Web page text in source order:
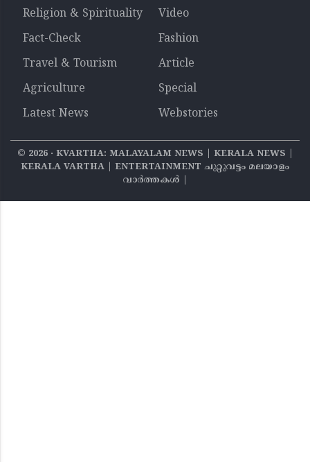
Religion & Spirituality
Video
Fact-Check
Fashion
Travel & Tourism
Article
Agriculture
Special
Latest News
Webstories
© 2026‧ KVARTHA: MALAYALAM NEWS | KERALA NEWS |
KERALA VARTHA | ENTERTAINMENT ചുറ്റുവട്ടം മലയാളം
വാര്‍ത്തകൾ |